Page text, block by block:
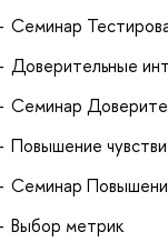
Семинар
Доверительные
Семинар
Повышение
Семинар
Выбор метрик